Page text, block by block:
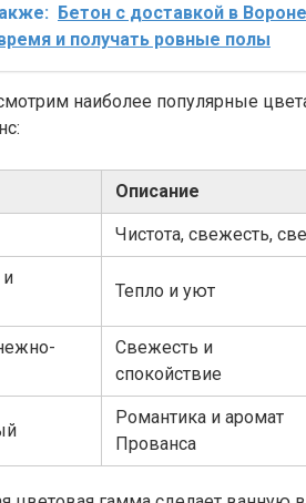
Бетон с доставкой в
и получать ровные полы
наиболее популярные
Описание
Чистота, свежесть,
Тепло и уют
Свежесть и
спокойствие
Романтика и аромат
Прованса